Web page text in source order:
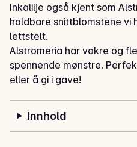
Inkalilje også kjent som
holdbare snittblomstene vi
lettstelt.
Alstromeria har vakre og
spennende mønstre.
eller å gi i gave!
bukett. Kommer
Innhold